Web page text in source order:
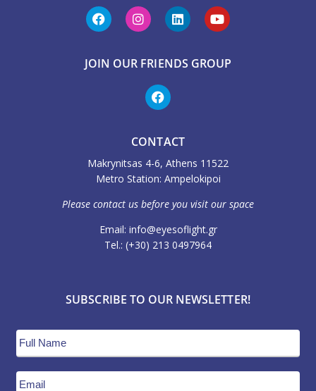
JOIN OUR FRIENDS GROUP
CONTACT
Makrynitsas 4-6, Athens 11522
Metro Station: Ampelokipoi
Please contact us before you visit our space
Email: info@eyesoflight.gr
Τel.: (+30) 213 0497964
SUBSCRIBE TO OUR NEWSLETTER!